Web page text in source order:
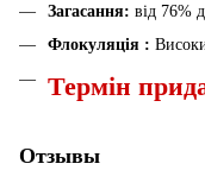
Загасання: від 76%
Флокуляція :
Термін
Отзывы